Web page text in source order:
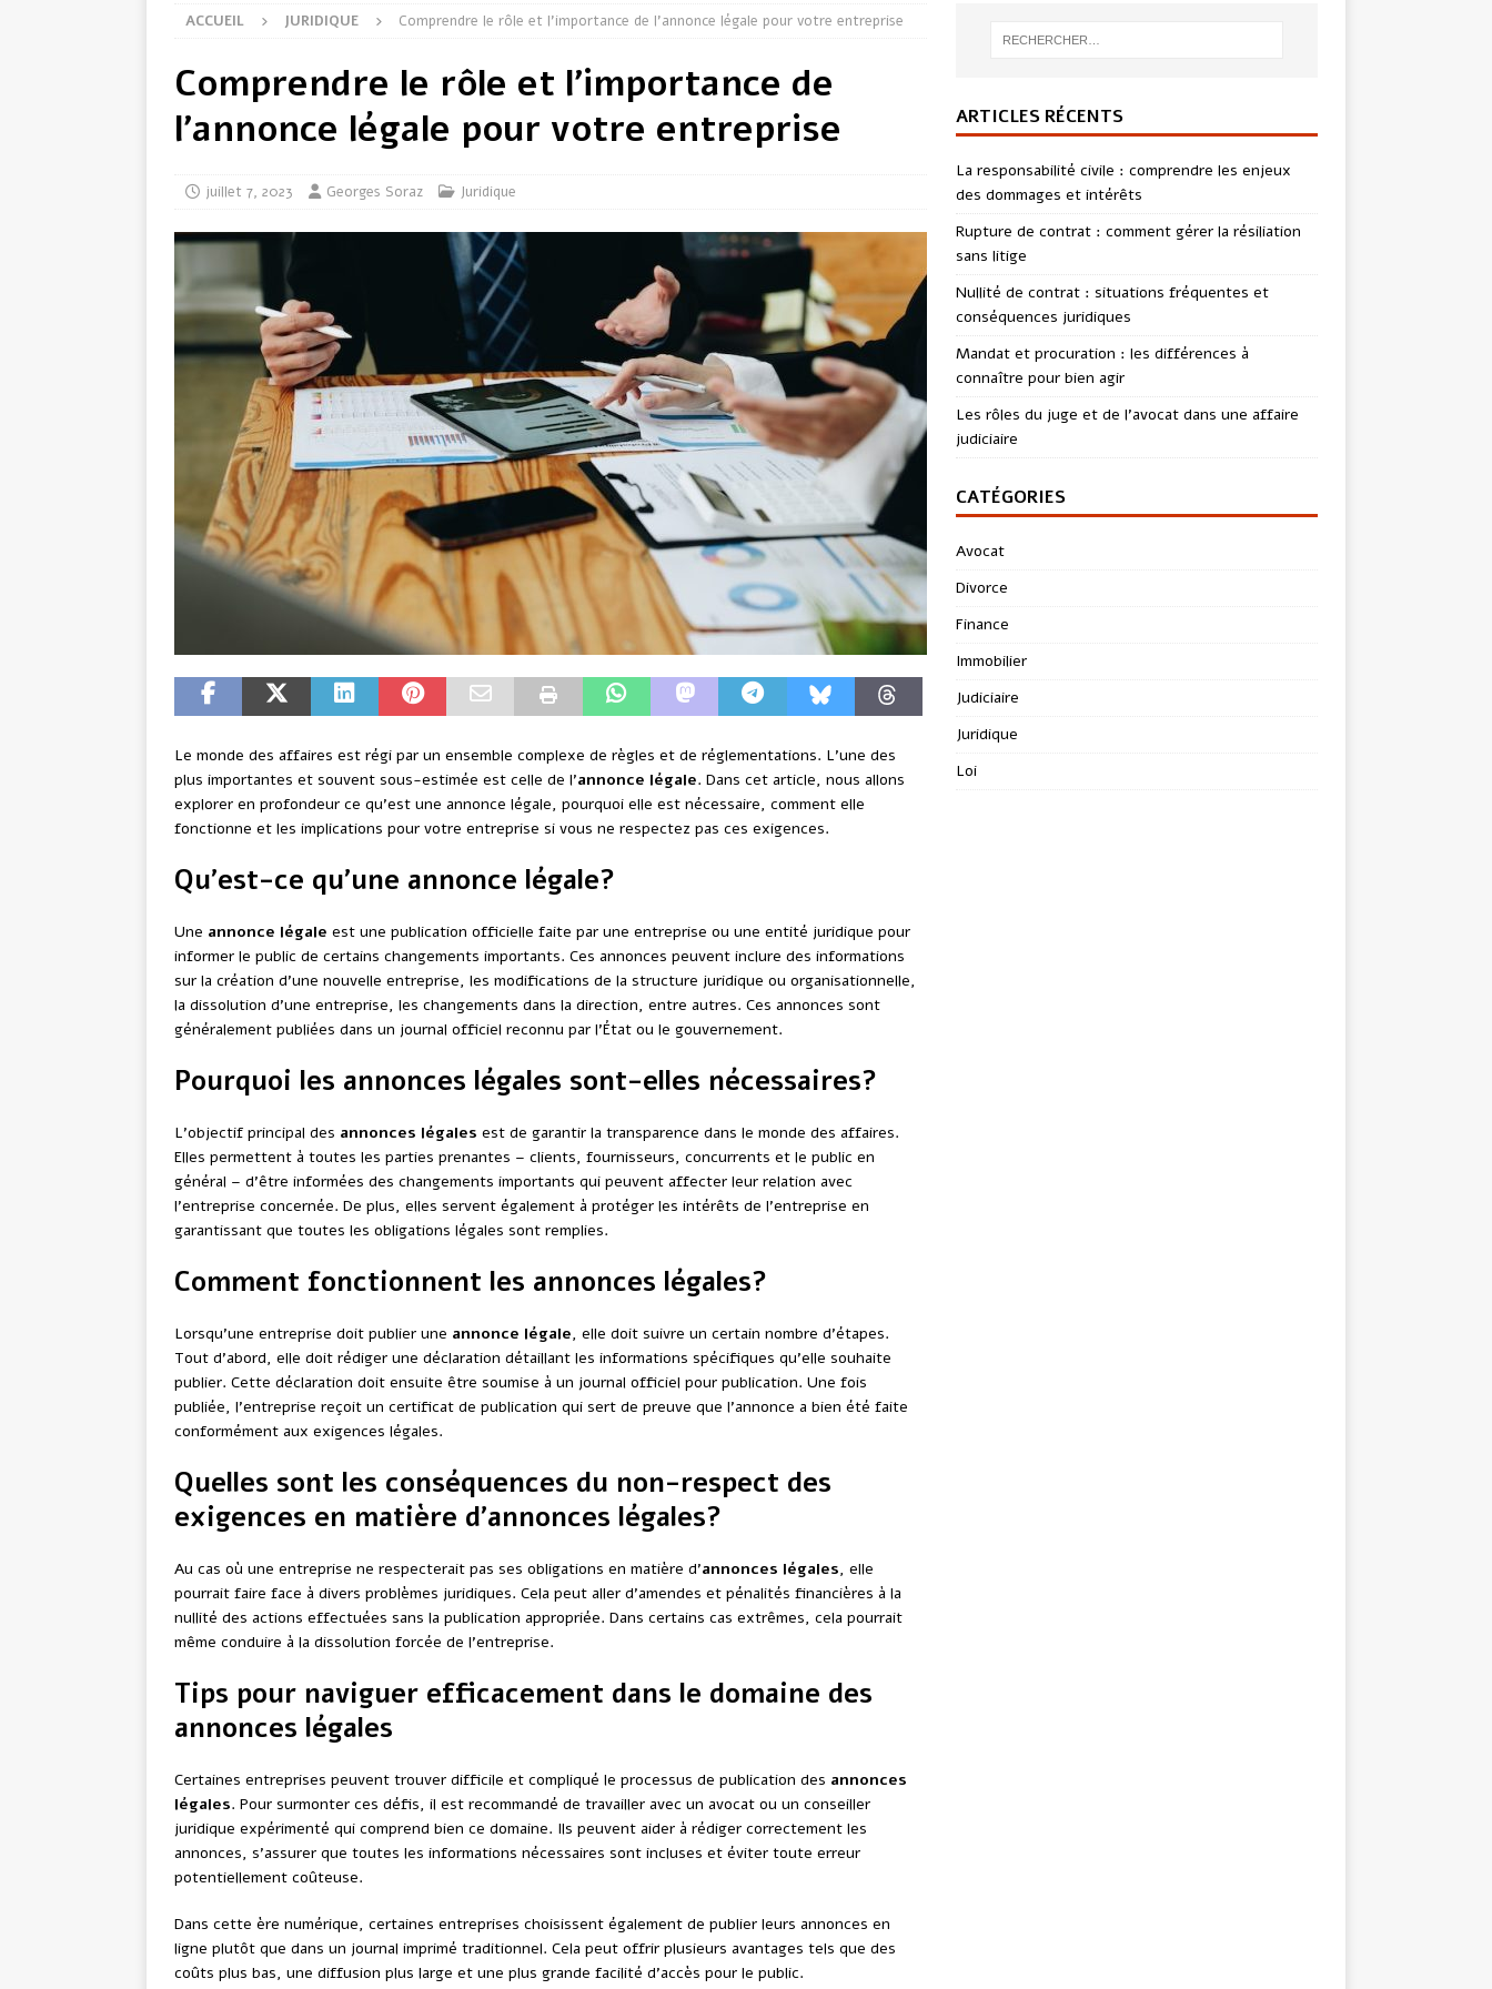
ACCUEIL JURIDIQUE Comprendre le rôle et l’importance de l’annonce légale pour votre entreprise
Comprendre le rôle et l’importance de
l’annonce légale pour votre entreprise
juillet 7, 2023 Georges Soraz Juridique
Le monde des affaires est régi par un ensemble complexe de règles et de réglementations. L’une des
plus importantes et souvent sous-estimée est celle de l’annonce légale. Dans cet article, nous allons
explorer en profondeur ce qu’est une annonce légale, pourquoi elle est nécessaire, comment elle
fonctionne et les implications pour votre entreprise si vous ne respectez pas ces exigences.
Qu’est-ce qu’une annonce légale?
Une annonce légale est une publication officielle faite par une entreprise ou une entité juridique pour
informer le public de certains changements importants. Ces annonces peuvent inclure des informations
sur la création d’une nouvelle entreprise, les modifications de la structure juridique ou organisationnelle,
la dissolution d’une entreprise, les changements dans la direction, entre autres. Ces annonces sont
généralement publiées dans un journal officiel reconnu par l’État ou le gouvernement.
Pourquoi les annonces légales sont-elles nécessaires?
L’objectif principal des annonces légales est de garantir la transparence dans le monde des affaires.
Elles permettent à toutes les parties prenantes – clients, fournisseurs, concurrents et le public en
général – d’être informées des changements importants qui peuvent affecter leur relation avec
l’entreprise concernée. De plus, elles servent également à protéger les intérêts de l’entreprise en
garantissant que toutes les obligations légales sont remplies.
Comment fonctionnent les annonces légales?
Lorsqu’une entreprise doit publier une annonce légale, elle doit suivre un certain nombre d’étapes.
Tout d’abord, elle doit rédiger une déclaration détaillant les informations spécifiques qu’elle souhaite
publier. Cette déclaration doit ensuite être soumise à un journal officiel pour publication. Une fois
publiée, l’entreprise reçoit un certificat de publication qui sert de preuve que l’annonce a bien été faite
conformément aux exigences légales.
Quelles sont les conséquences du non-respect des
exigences en matière d’annonces légales?
Au cas où une entreprise ne respecterait pas ses obligations en matière d’annonces légales, elle
pourrait faire face à divers problèmes juridiques. Cela peut aller d’amendes et pénalités financières à la
nullité des actions effectuées sans la publication appropriée. Dans certains cas extrêmes, cela pourrait
même conduire à la dissolution forcée de l’entreprise.
Tips pour naviguer efficacement dans le domaine des
annonces légales
Certaines entreprises peuvent trouver difficile et compliqué le processus de publication des annonces
légales. Pour surmonter ces défis, il est recommandé de travailler avec un avocat ou un conseiller
juridique expérimenté qui comprend bien ce domaine. Ils peuvent aider à rédiger correctement les
annonces, s’assurer que toutes les informations nécessaires sont incluses et éviter toute erreur
potentiellement coûteuse.
Dans cette ère numérique, certaines entreprises choisissent également de publier leurs annonces en
ligne plutôt que dans un journal imprimé traditionnel. Cela peut offrir plusieurs avantages tels que des
coûts plus bas, une diffusion plus large et une plus grande facilité d’accès pour le public.
ARTICLES RÉCENTS
La responsabilité civile : comprendre les enjeux
des dommages et intérêts
Rupture de contrat : comment gérer la résiliation
sans litige
Nullité de contrat : situations fréquentes et
conséquences juridiques
Mandat et procuration : les différences à
connaître pour bien agir
Les rôles du juge et de l’avocat dans une affaire
judiciaire
CATÉGORIES
Avocat
Divorce
Finance
Immobilier
Judiciaire
Juridique
Loi